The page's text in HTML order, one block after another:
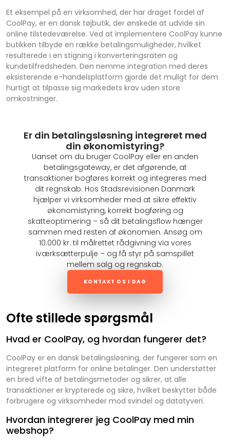
Et eksempel på en virksomhed, der har draget fordel af
CoolPay, er en dansk tøjbutik, der ønskede at udvide sin
online tilstedeværelse. Ved at implementere CoolPay kunne
butikken tilbyde en række betalingsmuligheder, hvilket
resulterede i en stigning i konverteringsraten og
kundetilfredsheden. Den nemme integration med deres
eksisterende e-handelsplatform gjorde det muligt for dem
hurtigt at tilpasse sig markedets krav uden store
omkostninger.
Er din betalingsløsning integreret med
din økonomistyring?
Uanset om du bruger CoolPay eller en anden
betalingsgateway, er det afgørende, at
transaktioner bogføres korrekt og integreres med
dit regnskab. Hos Stadsrevisionen Danmark
hjælper vi virksomheder med at sikre effektiv
økonomistyring, korrekt bogføring og
skatteoptimering – så dit betalingsflow hænger
sammen med resten af økonomien. Ansøg om
10.000 kr. til målrettet rådgivning via vores
iværksætterpulje – og få styr på samspillet
mellem salg og regnskab.
KONTAKT OS I DAG
Ofte stillede spørgsmål
Hvad er CoolPay, og hvordan fungerer det?
CoolPay er en dansk betalingsløsning, der fungerer som en
integreret platform for online betalinger. Den understøtter
en bred vifte af betalingsmetoder og sikrer, at alle
transaktioner er krypterede og sikre, hvilket beskytter både
forbrugere og virksomheder mod svindel og datatyveri.
Hvordan integrerer jeg CoolPay med min
webshop?